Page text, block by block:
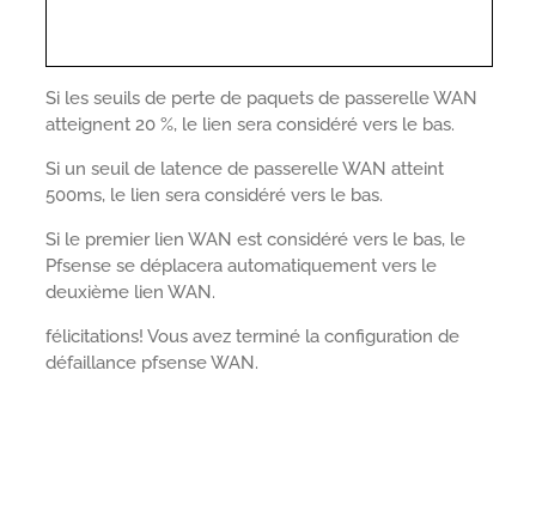
Si les seuils de perte de paquets de passerelle WAN
atteignent 20 %, le lien sera considéré vers le bas.
Si un seuil de latence de passerelle WAN atteint
500ms, le lien sera considéré vers le bas.
Si le premier lien WAN est considéré vers le bas, le
Pfsense se déplacera automatiquement vers le
deuxième lien WAN.
félicitations! Vous avez terminé la configuration de
défaillance pfsense WAN.